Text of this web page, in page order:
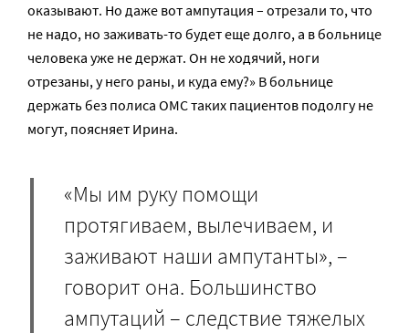
оказывают. Но даже вот ампутация – отрезали то, что
не надо, но заживать-то будет еще долго, а в больнице
человека уже не держат. Он не ходячий, ноги
отрезаны, у него раны, и куда ему?» В больнице
держать без полиса ОМС таких пациентов подолгу не
могут, поясняет Ирина.
«Мы им руку помощи
протягиваем, вылечиваем, и
заживают наши ампутанты», –
говорит она. Большинство
ампутаций – следствие тяжелых